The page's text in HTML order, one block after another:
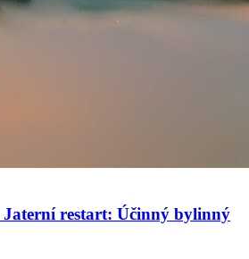
Jaterní restart: Účinný bylinný